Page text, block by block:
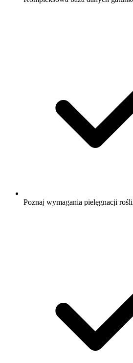
Poznaj wymagania pielęgnacji